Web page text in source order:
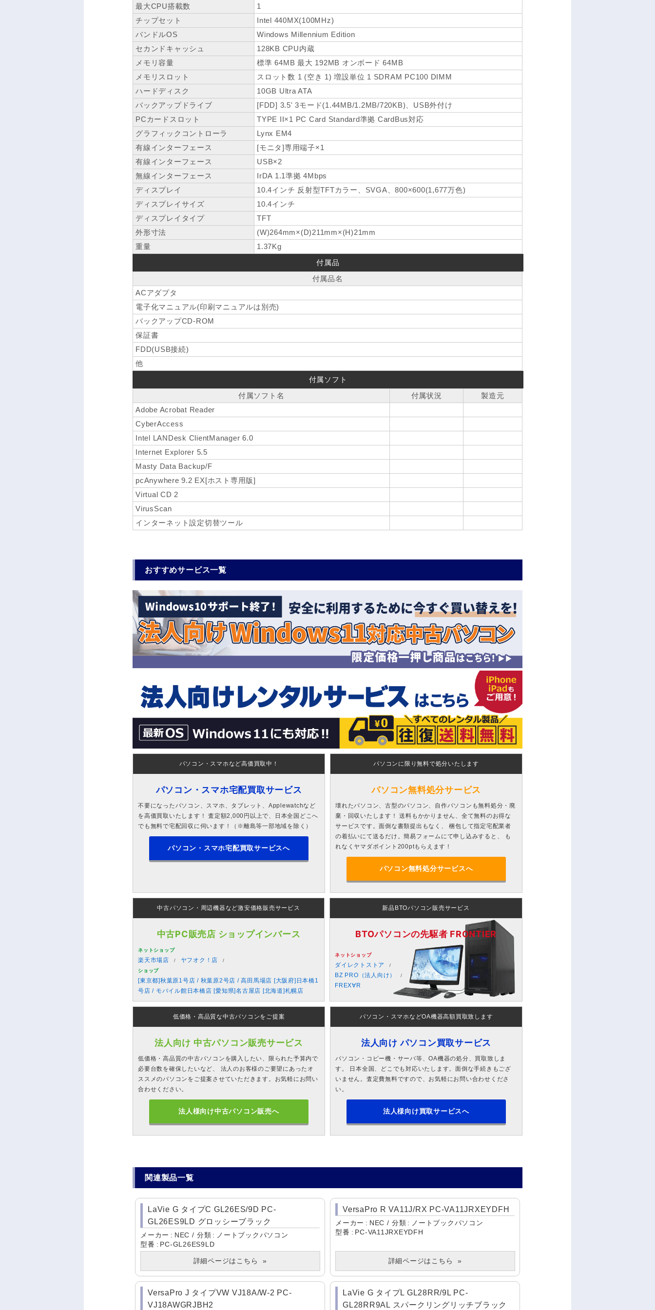
最大CPU搭載数
1
チップセット
Intel 440MX(100MHz)
バンドルOS
Windows Millennium Edition
セカンドキャッシュ
128KB CPU内蔵
メモリ容量
標準 64MB 最大 192MB オンボード 64MB
メモリスロット
スロット数 1 (空き 1) 増設単位 1 SDRAM PC100 DIMM
ハードディスク
10GB Ultra ATA
バックアップドライブ
[FDD] 3.5' 3モード(1.44MB/1.2MB/720KB)、USB外付け
PCカードスロット
TYPE II×1 PC Card Standard準拠 CardBus対応
グラフィックコントローラ
Lynx EM4
有線インターフェース
[モニタ]専用端子×1
有線インターフェース
USB×2
無線インターフェース
IrDA 1.1準拠 4Mbps
ディスプレイ
10.4インチ 反射型TFTカラー、SVGA、800×600(1,677万色)
ディスプレイサイズ
10.4インチ
ディスプレイタイプ
TFT
外形寸法
(W)264mm×(D)211mm×(H)21mm
重量
1.37Kg
付属品
付属品名
ACアダプタ
電子化マニュアル(印刷マニュアルは別売)
バックアップCD-ROM
保証書
FDD(USB接続)
他
付属ソフト
付属ソフト名
付属状況
製造元
Adobe Acrobat Reader
CyberAccess
Intel LANDesk ClientManager 6.0
Internet Explorer 5.5
Masty Data Backup/F
pcAnywhere 9.2 EX[ホスト専用版]
Virtual CD 2
VirusScan
インターネット設定切替ツール
おすすめサービス一覧
パソコン・スマホなど高価買取中！
パソコン・スマホ宅配買取サービス
不要になったパソコン、スマホ、タブレット、Applewatchなど
を高価買取いたします！ 査定額2,000円以上で、日本全国どこへ
でも無料で宅配回収に伺います！（※離島等一部地域を除く）
パソコン・スマホ宅配買取サービスへ
パソコンに限り無料で処分いたします
パソコン無料処分サービス
壊れたパソコン、古型のパソコン、自作パソコンも無料処分・廃
棄・回収いたします！ 送料もかかりません、全て無料のお得な
サービスです。面倒な書類提出もなく、 梱包して指定宅配業者
の着払いにて送るだけ。簡易フォームにて申し込みすると、 も
れなくヤマダポイント200ptもらえます！
パソコン無料処分サービスへ
中古パソコン・周辺機器など激安価格販売サービス
中古PC販売店 ショップインバース
ネットショップ
楽天市場店 ヤフオク！店
ショップ
[東京都]秋葉原1号店 / 秋葉原2号店 / 高田馬場店 [大阪府]日本橋1
号店 / モバイル館日本橋店 [愛知県]名古屋店 [北海道]札幌店
新品BTOパソコン販売サービス
BTOパソコンの先駆者 FRONTIER
ネットショップ
ダイレクトストア
BZ PRO（法人向け）
FREX∀R
低価格・高品質な中古パソコンをご提案
法人向け 中古パソコン販売サービス
低価格・高品質の中古パソコンを購入したい、限られた予算内で
必要台数を確保したいなど、 法人のお客様のご要望にあったオ
ススメのパソコンをご提案させていただきます。お気軽にお問い
合わせください。
法人様向け中古パソコン販売へ
パソコン・スマホなどOA機器高額買取致します
法人向け パソコン買取サービス
パソコン・コピー機・サーバ等、OA機器の処分、買取致しま
す。 日本全国、どこでも対応いたします。面倒な手続きもござ
いません。査定費無料ですので、お気軽にお問い合わせくださ
い。
法人様向け買取サービスへ
関連製品一覧
LaVie G タイプC GL26ES/9D PC-
GL26ES9LD グロッシーブラック
メーカー NEC 分類
ノートブックパソコン
型番
PC-GL26ES9LD
詳細ページはこちら
VersaPro R VA11J/RX PC-VA11JRXEYDFH
メーカー NEC 分類
ノートブックパソコン
型番
PC-VA11JRXEYDFH
詳細ページはこちら
VersaPro J タイプVW VJ18A/W-2 PC-
VJ18AWGRJBH2
LaVie G タイプL GL28RR/9L PC-
GL28RR9AL スパークリングリッチブラック